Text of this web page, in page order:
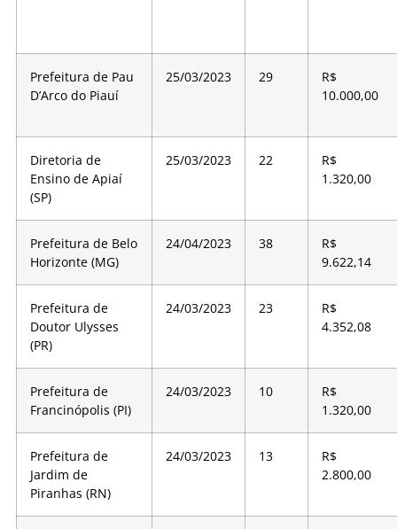
Prefeitura de Pau
D’Arco do Piauí
25/03/2023 29
R$
10.000,00
Diretoria de
Ensino de Apiaí
(SP)
25/03/2023 22
R$
1.320,00
Prefeitura de Belo
Horizonte (MG)
24/04/2023 38
R$
9.622,14
Prefeitura de
Doutor Ulysses
(PR)
24/03/2023 23
R$
4.352,08
Prefeitura de
Francinópolis (PI)
24/03/2023 10
R$
1.320,00
Prefeitura de
Jardim de
Piranhas (RN)
24/03/2023 13
R$
2.800,00